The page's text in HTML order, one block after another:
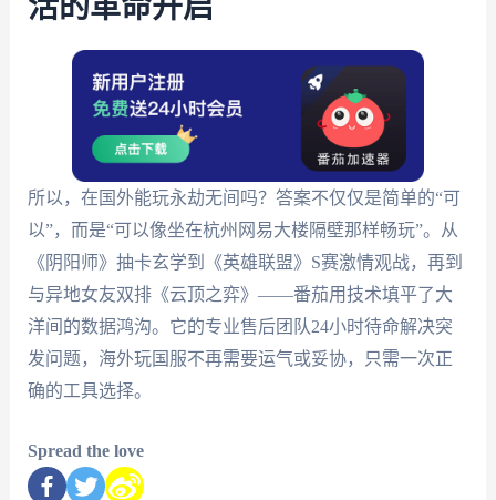
活的革命开启
所以，在国外能玩永劫无间吗？答案不仅仅是简单的“可
以”，而是“可以像坐在杭州网易大楼隔壁那样畅玩”。从
《阴阳师》抽卡玄学到《英雄联盟》S赛激情观战，再到
与异地女友双排《云顶之弈》——番茄用技术填平了大
洋间的数据鸿沟。它的专业售后团队24小时待命解决突
发问题，海外玩国服不再需要运气或妥协，只需一次正
确的工具选择。
Spread the love